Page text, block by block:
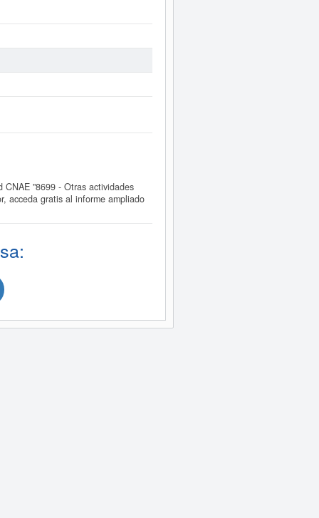
CNAE "8699 - Otras actividades
acceda gratis al informe ampliado